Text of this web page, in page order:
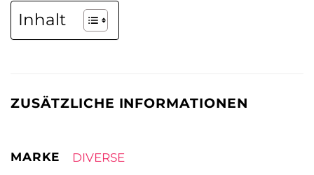
Inhalt
ZUSÄTZLICHE INFORMATIONEN
MARKE DIVERSE